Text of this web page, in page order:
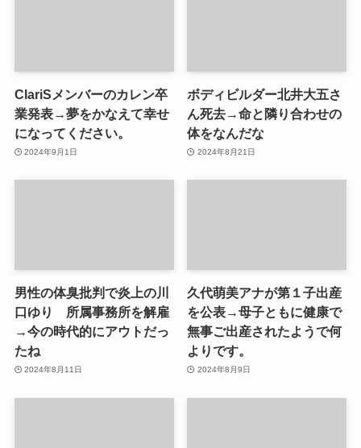
ClariSメンバーのカレン卒
業発表→夢をかなえて幸せ
になってください。
2024年9月1日
ボディビルダー北井大五さ
ん死去→命と隣り合わせの
体をなんだな
2024年8月21日
男性の体臭批判で炎上の川
口ゆり 所属事務所を解雇
→今の時代的にアウトだっ
たね
2024年8月11日
久代萌美アナが第１子出産
を公表→母子ともに健康で
無事ご出産されたようで何
よりです。
2024年8月9日